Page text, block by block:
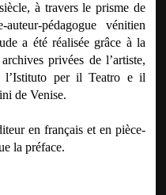
à travers le prisme de
pédagogue vénitien
a été réalisée grâce à la
privées de l’artiste,
l’Istituto per il Teatro e il
de Venise.
en français et en pièce-
la préface.